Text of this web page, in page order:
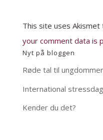
This site uses Akismet
your comment data is
Nyt på bloggen
Røde tal til
International stressdag
Kender du det?